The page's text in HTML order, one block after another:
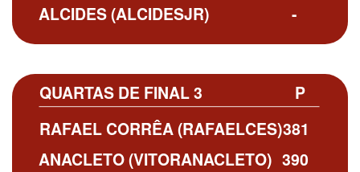
-
ALCIDES (ALCIDESJR)
P
QUARTAS DE FINAL 3
381
390
RAFAEL CORRÊA (RAFAELCES)
ANACLETO (VITORANACLETO)